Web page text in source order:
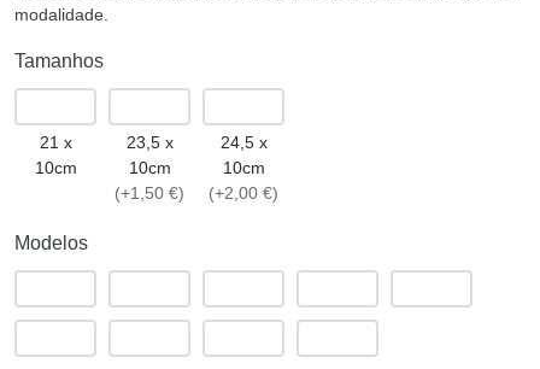
modalidade.
Tamanhos
21 x
10cm
23,5 x
10cm
(+1,50 €)
24,5 x
10cm
(+2,00 €)
Modelos